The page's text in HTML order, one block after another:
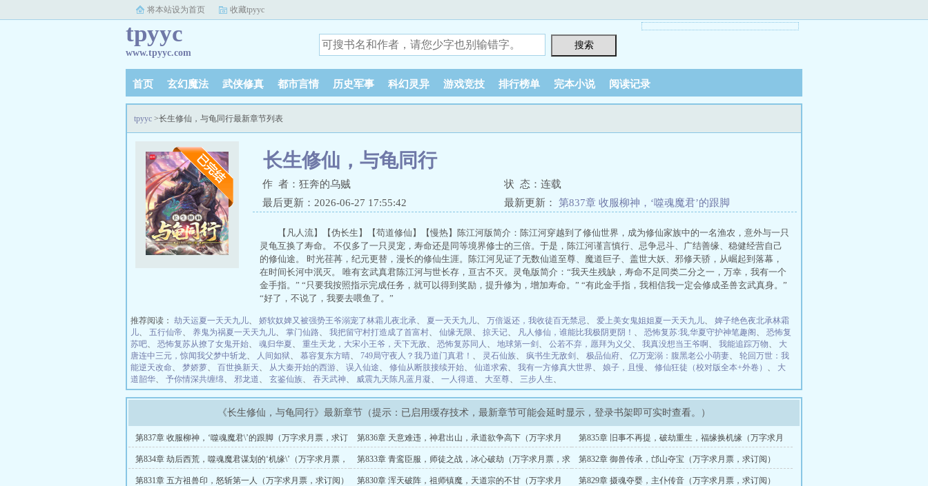
将本站设为首页 收藏tpyyc
tpyyc
www.tpyyc.com
首页 玄幻魔法 武侠修真 都市言情 历史军事 科幻灵异 游戏竞技 排行榜单 完本小说 阅读记录
tpyyc >长生修仙，与龟同行最新章节列表
长生修仙，与龟同行
作 者：狂奔的乌贼
状 态：连载
最后更新：2026-06-27 17:55:42
最新更新： 第837章 收服柳神，‘噬魂魔君’的跟脚
【凡人流】【伪长生】【苟道修仙】【慢热】陈江河版简介：陈江河穿越到了修仙世界，成为修仙家族中的一名渔农，意外与一只
灵龟互换了寿命。 不仅多了一只灵宠，寿命还是同等境界修士的三倍。于是，陈江河谨言慎行、忌争忌斗、广结善缘、稳健经营自己
的修仙途。 时光荏苒，纪元更替，漫长的修仙生涯。陈江河见证了无数仙道至尊、魔道巨子、盖世大妖、邪修天骄，从崛起到落幕，
在时间长河中泯灭。 唯有玄武真君陈江河与世长存，亘古不灭。灵龟版简介：“我天生残缺，寿命不足同类二分之一，万幸，我有一个
金手指。” “只要我按照指示完成任务，就可以得到奖励，提升修为，增加寿命。” “有此金手指，我相信我一定会修成圣兽玄武真身。”
“好了，不说了，我要去喂鱼了。”
推荐阅读： 劫天运夏一天天九儿、 娇软奴婢又被强势王爷溺宠了林霜儿夜北承、 夏一天天九儿、 万倍返还，我收徒百无禁忌、 爱上美女鬼姐姐夏一天天九儿、 婢子绝色夜北承林霜
儿、 五行仙帝、 养鬼为祸夏一天天九儿、 掌门仙路、 我把留守村打造成了首富村、 仙缘无限、 掠天记、 凡人修仙，谁能比我极阴更阴！ 、 恐怖复苏:我,华夏守护神笔趣阁 、 恐怖复
苏吧、 恐怖复苏从撩了女鬼开始、 魂归华夏、 重生天龙，大宋小王爷，天下无敌、 恐怖复苏同人 、 地球第一剑 、 公若不弃，愿拜为义父、 我真没想当王爷啊、 我能追踪万物、 大
唐连中三元，惊闻我父梦中斩龙、 人间如狱、 慕容复东方晴、 749局守夜人？我乃道门真君！ 、 灵石仙族、 疯书生无敌剑 、 极品仙府、 亿万宠溺：腹黑老公小萌妻、 轮回万世：我
能逆天改命、 梦娇萝、 百世换新天、 从大秦开始的西游、 误入仙途、 修仙从断肢接续开始、 仙道求索、 我有一方修真大世界、 娘子，且慢、 修仙狂徒（校对版全本+外卷） 、 大
道韶华、 予你情深共缠绵、 邪龙道、 玄鉴仙族、 吞天武神、 威震九天陈凡蓝月凝、 一人得道、 大至尊、 三步人生、
《长生修仙，与龟同行》最新章节（提示：已启用缓存技术，最新章节可能会延时显示，登录书架即可实时查看。）
第837章 收服柳神，‘噬魂魔君\’的跟脚（万字求月票，求订
阅）
第836章 天意难违，神君出山，承道欲争高下（万字求月
票，求订阅）
第835章 旧事不再提，破劫重生，福缘换机缘（万字求月
票，求订阅）
第834章 劫后西荒，噬魂魔君谋划的‘机缘\’（万字求月票，
求订阅）
第833章 青鸾臣服，师徒之战，冰心破劫（万字求月票，求
定要）
第832章 御兽传承，邙山夺宝（万字求月票，求订阅）
第831章 五方祖兽印，怒斩第一人（万字求月票，求订阅）
第830章 浑天破阵，祖师镇魔，天道宗的不甘（万字求月
第829章 摄魂夺婴，主仆传音（万字求月票，求订阅）